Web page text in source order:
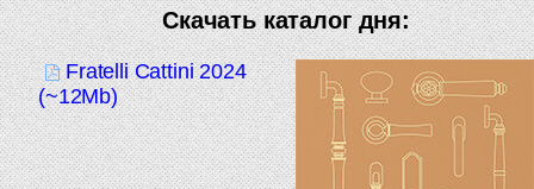
Скачать каталог дня:
Fratelli Cattini 2024
(~12Mb)